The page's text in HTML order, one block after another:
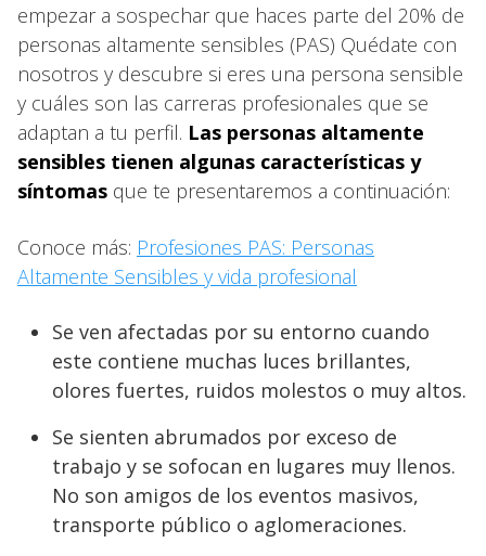
empezar a sospechar que haces parte del 20% de
personas altamente sensibles (PAS) Quédate con
nosotros y descubre si eres una persona sensible
y cuáles son las carreras profesionales que se
adaptan a tu perfil. Las personas altamente
sensibles tienen algunas características y
síntomas que te presentaremos a continuación:
Conoce más: Profesiones PAS: Personas
Altamente Sensibles y vida profesional
Se ven afectadas por su entorno cuando
este contiene muchas luces brillantes,
olores fuertes, ruidos molestos o muy altos.
Se sienten abrumados por exceso de
trabajo y se sofocan en lugares muy llenos.
No son amigos de los eventos masivos,
transporte público o aglomeraciones.